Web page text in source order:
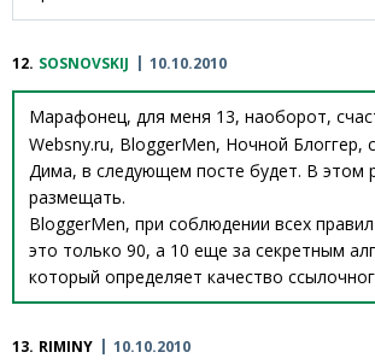
12. SOSNOVSKIJ 10.10.2010
Марафонец, для меня 13, наоборот,
Websny.ru, BloggerMen, Ночной Блоггер,
Дима, в следующем посте будет. В этом
размещать.
BloggerMen, при соблюдении всех
это только 90, а 10 еще за секретным
который определяет качество
13. RIMINY 10.10.2010